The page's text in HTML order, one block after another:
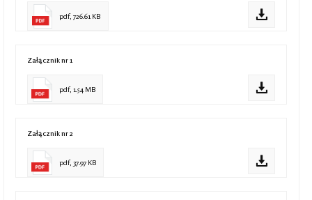
pdf, 726.61 KB
Załącznik nr 1
pdf, 1.54 MB
Załącznik nr 2
pdf, 37.97 KB